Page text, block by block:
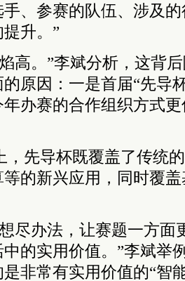
、参赛的队伍、涉及
升。”
高。”李斌分析，这背
原因：一是首届“先导
办赛的合作组织方式
，先导杯既覆盖了传统
的新兴应用，同时覆
尽办法，让赛题一方面
的实用价值。”李斌举
非常有实用价值的“智